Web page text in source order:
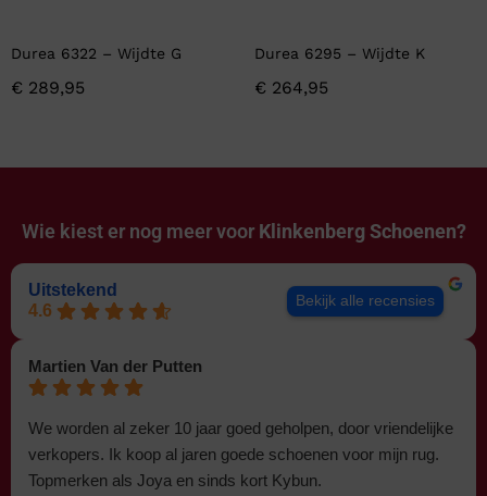
Durea 6322 – Wijdte G
€ 289,95
Durea 6295 – Wijdte K
€ 264,95
Wie kiest er nog meer voor Klinkenberg Schoenen?
Uitstekend
4.6
Bekijk alle recensies
Martien Van der Putten
We worden al zeker 10 jaar goed geholpen, door vriendelijke
verkopers. Ik koop al jaren goede schoenen voor mijn rug.
Topmerken als Joya en sinds kort Kybun.